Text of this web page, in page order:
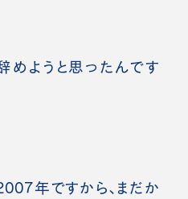
ようと思ったんです
年ですから、まだか